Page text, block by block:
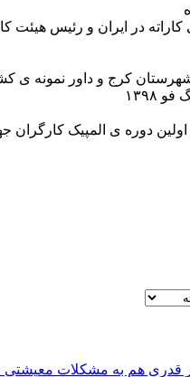
در ایران و رئیس هیئت
کرج و داور نمونه ی
دوره ی المپیک کارگران